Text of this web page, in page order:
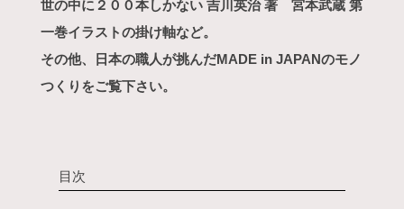
世の中に２００本しかない 吉川英治 著 宮本武蔵 第
一巻イラストの掛け軸など。
その他、日本の職人が挑んだMADE in JAPANのモノ
つくりをご覧下さい。
目次